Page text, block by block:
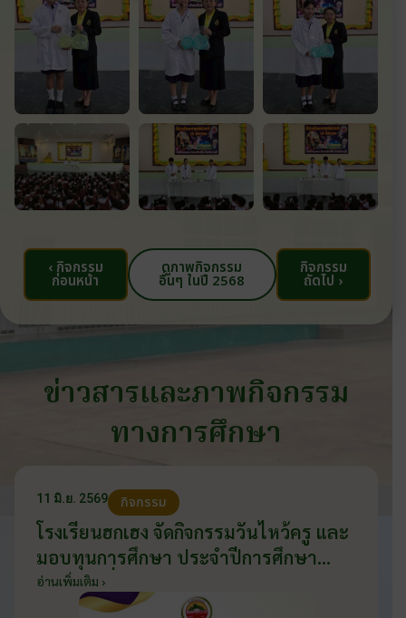
‹ กิจกรรม
ก่อนหน้า
ดูภาพกิจกรรม
อื่นๆ ในปี 2568
กิจกรรม
ถัดไป ›
ข่าวสารและภาพกิจกรรม
ทางการศึกษา
11 มิ.ย. 2569 กิจกรรม
โรงเรียนฮกเฮง จัดกิจกรรมวันไหว้ครู และ
มอบทุนการศึกษา ประจำปีการศึกษา
2569 วันที่ 11 มิถุนายน 2569
อ่านเพิ่มเติม ›